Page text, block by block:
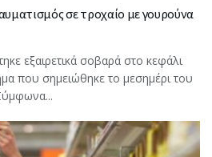
σε τροχαίο με γουρούνα
εξαιρετικά σοβαρά στο κεφάλι
που σημειώθηκε το μεσημέρι του